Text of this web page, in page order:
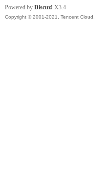
Powered by Discuz! X3.4
Copyright © 2001-2021, Tencent Cloud.